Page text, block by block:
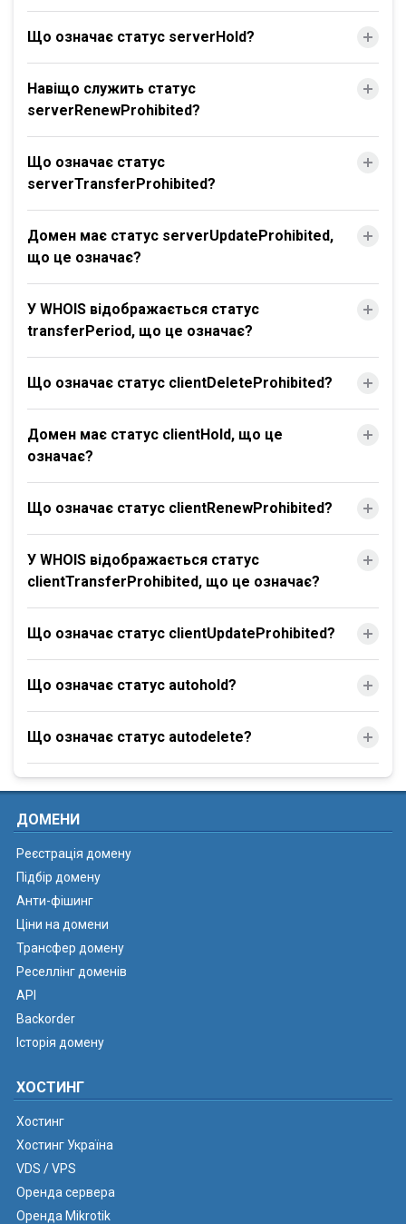
Що означає статус serverHold?
Навіщо служить статус
serverRenewProhibited?
Що означає статус
serverTransferProhibited?
Домен має статус serverUpdateProhibited,
що це означає?
У WHOIS відображається статус
transferPeriod, що це означає?
Що означає статус clientDeleteProhibited?
Домен має статус clientHold, що це
означає?
Що означає статус clientRenewProhibited?
У WHOIS відображається статус
clientTransferProhibited, що це означає?
Що означає статус clientUpdateProhibited?
Що означає статус autohold?
Що означає статус autodelete?
ДОМЕНИ
Реєстрація домену
Підбір домену
Анти-фішинг
Ціни на домени
Трансфер домену
Реселлінг доменів
API
Backorder
Історія домену
ХОСТИНГ
Хостинг
Хостинг Україна
VDS / VPS
Оренда сервера
Оренда Mikrotik